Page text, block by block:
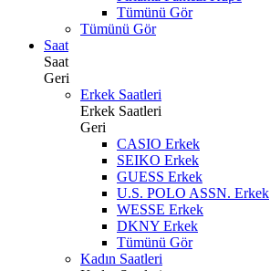
Tümünü Gör
Tümünü Gör
Saat
Saat
Geri
Erkek Saatleri
Erkek Saatleri
Geri
CASIO Erkek
SEIKO Erkek
GUESS Erkek
U.S. POLO ASSN. Erkek
WESSE Erkek
DKNY Erkek
Tümünü Gör
Kadın Saatleri